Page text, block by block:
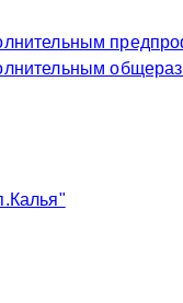
в учреждение по
приема в учреждение по